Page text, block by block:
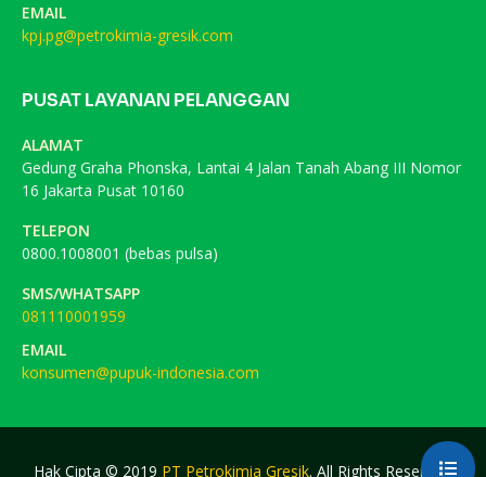
EMAIL
kpj.pg@petrokimia-gresik.com
PUSAT LAYANAN PELANGGAN
ALAMAT
Gedung Graha Phonska, Lantai 4 Jalan Tanah Abang III Nomor
16 Jakarta Pusat 10160
TELEPON
0800.1008001 (bebas pulsa)
SMS/WHATSAPP
081110001959
EMAIL
konsumen@pupuk-indonesia.com
Hak Cipta © 2019 PT Petrokimia Gresik. All Rights Reserved.